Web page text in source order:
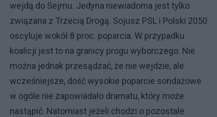
wejdą do Sejmu. Jedyna niewiadoma jest tylko
związana z Trzecią Drogą. Sojusz PSL i Polski 2050
oscyluje wokół 8 proc. poparcia. W przypadku
koalicji jest to na granicy progu wyborczego. Nie
można jednak przesądzać, że nie wejdzie, ale
wcześniejsze, dość wysokie poparcie sondażowe
w ogóle nie zapowiadało dramatu, który może
nastąpić. Natomiast jeżeli chodzi o pozostałe